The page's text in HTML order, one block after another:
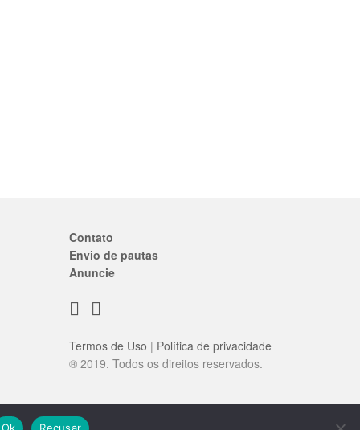
Contato
Envio de pautas
Anuncie
Termos de Uso | Política de privacidade
® 2019. Todos os direitos reservados.